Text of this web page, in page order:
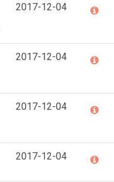
2017-12-04
2017-12-04
2017-12-04
2017-12-04